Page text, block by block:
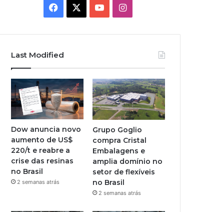
Facebook YouTubeInstagram
Last Modified
Dow anuncia novo
aumento de US$
220/t e reabre a
crise das resinas
no Brasil
2 semanas atrás
Grupo Goglio
compra Cristal
Embalagens e
amplia domínio no
setor de flexíveis
no Brasil
2 semanas atrás